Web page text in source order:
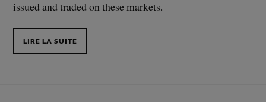
issued and traded on these markets.
LIRE LA SUITE